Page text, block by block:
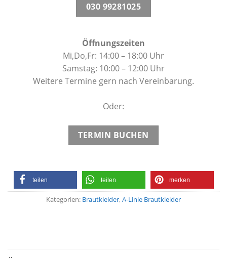
030 99281025
Öffnungszeiten
Mi,Do,Fr: 14:00 – 18:00 Uhr
Samstag: 10:00 – 12:00 Uhr
Weitere Termine gern nach Vereinbarung.
Oder:
TERMIN BUCHEN
teilen teilen merken
Kategorien: Brautkleider,A-Linie Brautkleider